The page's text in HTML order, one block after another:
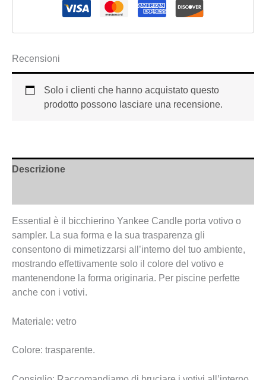
Recensioni
Solo i clienti che hanno acquistato questo
prodotto possono lasciare una recensione.
Descrizione
Essential è il bicchierino Yankee Candle porta votivo o
sampler. La sua forma e la sua trasparenza gli
consentono di mimetizzarsi all’interno del tuo ambiente,
mostrando effettivamente solo il colore del votivo e
mantenendone la forma originaria. Per piscine perfette
anche con i votivi.
Materiale: vetro
Colore: trasparente.